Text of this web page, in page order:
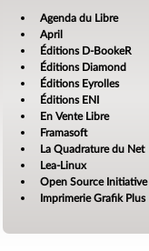
Agenda du Libre
April
Éditions D-BookeR
Éditions Diamond
Éditions Eyrolles
Éditions ENI
En Vente Libre
Framasoft
La Quadrature du Net
Lea-Linux
Open Source Initiative
Imprimerie Grafik Plus